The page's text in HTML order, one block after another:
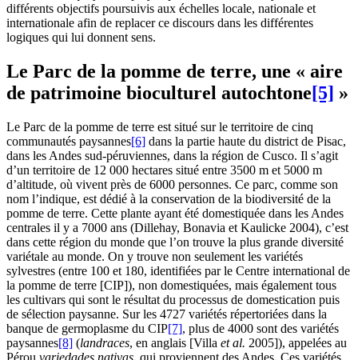
différents objectifs poursuivis aux échelles locale, nationale et
internationale afin de replacer ce discours dans les différentes
logiques qui lui donnent sens.
Le Parc de la pomme de terre, une « aire
de patrimoine bioculturel autochtone[5] »
Le Parc de la pomme de terre est situé sur le territoire de cinq
communautés paysannes[6] dans la partie haute du district de Pisac,
dans les Andes sud-péruviennes, dans la région de Cusco. Il s’agit
d’un territoire de 12 000 hectares situé entre 3500 m et 5000 m
d’altitude, où vivent près de 6000 personnes. Ce parc, comme son
nom l’indique, est dédié à la conservation de la biodiversité de la
pomme de terre. Cette plante ayant été domestiquée dans les Andes
centrales il y a 7000 ans (Dillehay, Bonavia et Kaulicke 2004), c’est
dans cette région du monde que l’on trouve la plus grande diversité
variétale au monde. On y trouve non seulement les variétés
sylvestres (entre 100 et 180, identifiées par le Centre international de
la pomme de terre [CIP]), non domestiquées, mais également tous
les cultivars qui sont le résultat du processus de domestication puis
de sélection paysanne. Sur les 4727 variétés répertoriées dans la
banque de germoplasme du CIP[7], plus de 4000 sont des variétés
paysannes[8] (landraces, en anglais [Villa et al. 2005]), appelées au
Pérou variedades nativas, qui proviennent des Andes. Ces variétés